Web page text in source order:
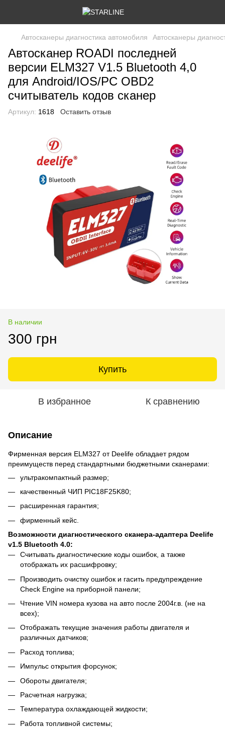
Автосканеры диагностика автомобиля Автосканеры
Автосканер ROADI последней
версии ELM327 V1.5 Bluetooth 4,0
для Android/IOS/PC OBD2
считыватель кодов сканер
Артикул: 1618 Оставить отзыв
В наличии
300 грн
Купить
В избранное К сравнению
Описание
Фирменная версия ELM327 от Deelife обладает рядом
преимуществ перед стандартными бюджетными сканерами:
ультракомпактный размер;
качественный ЧИП PIC18F25K80;
расширенная гарантия;
фирменный кейс.
Возможности диагностического сканера-адаптера Deelife
v1.5 Bluetooth 4.0:
Считывать диагностические коды ошибок, а также
отображать их расшифровку;
Производить очистку ошибок и гасить предупреждение
Check Engine на приборной панели;
Чтение VIN номера кузова на авто после 2004г.в. (не на
всех);
Отображать текущие значения работы двигателя и
различных датчиков;
Расход топлива;
Импульс открытия форсунок;
Обороты двигателя;
Расчетная нагрузка;
Температура охлаждающей жидкости;
Работа топливной системы;